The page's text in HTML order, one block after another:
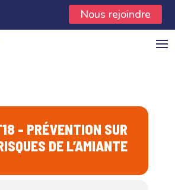
Nous rejoindre
- PRÉVENTION SUR
DE L’AMIANTE